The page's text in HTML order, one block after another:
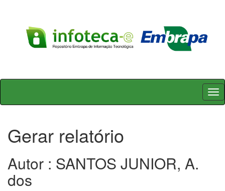
Skip
Gerar relatório
Autor : SANTOS JUNIOR, A.
dos